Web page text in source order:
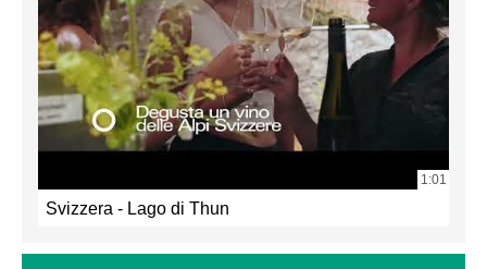
1:01
Svizzera - Lago di Thun